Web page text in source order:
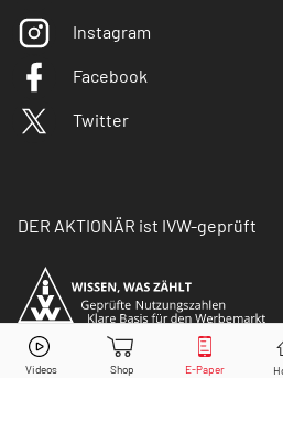
HelloFresh Aktie jetzt handeln?
Instagram
Facebook
Twitter
DER AKTIONÄR ist IVW-geprüft